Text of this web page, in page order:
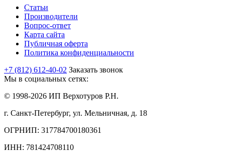
Статьи
Производители
Вопрос-ответ
Карта сайта
Публичная оферта
Политика конфиденциальности
+7 (812) 612-40-02 Заказать звонок
Мы в социальных сетях:
© 1998-2026 ИП Верхотуров Р.Н.
г. Санкт-Петербург, ул. Мельничная, д. 18
ОГРНИП: 317784700180361
ИНН: 781424708110